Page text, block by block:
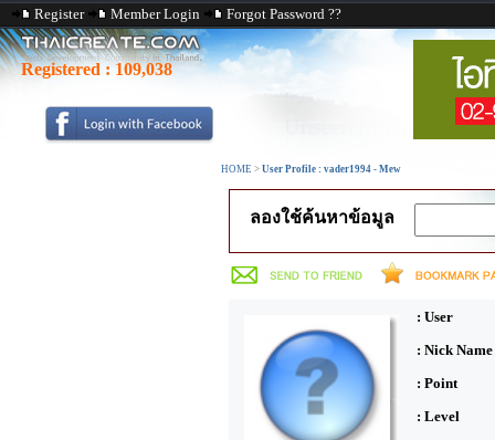
Register Member Login Forgot Password ??
Registered : 109,038
HOME > User Profile : vader1994 - Mew
ลองใช้ค้นหาข้อมูล
: User
: Nick Name
: Point
: Level